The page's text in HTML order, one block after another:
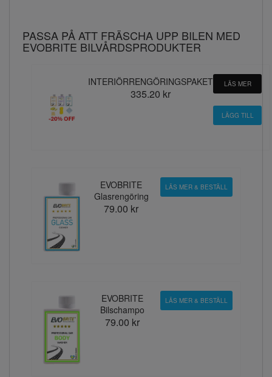
PASSA PÅ ATT FRÄSCHA UPP BILEN MED
EVOBRITE BILVÅRDSPRODUKTER
INTERIÖRRENGÖRINGSPAKET
335.20 kr
LÄS MER
EVOBRITE
Glasrengöring
79.00 kr
LÄS MER & BESTÄLL
EVOBRITE
Bilschampo
79.00 kr
LÄS MER & BESTÄLL